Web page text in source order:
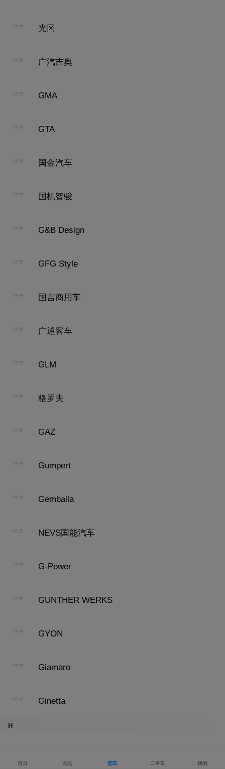
光冈
广汽吉奥
GMA
GTA
国金汽车
国机智骏
G&B Design
GFG Style
国吉商用车
广通客车
GLM
格罗夫
GAZ
Gumpert
Gemballa
NEVS国能汽车
G-Power
GUNTHER WERKS
GYON
Giamaro
Ginetta
H
首页 论坛 选车 二手车 我的